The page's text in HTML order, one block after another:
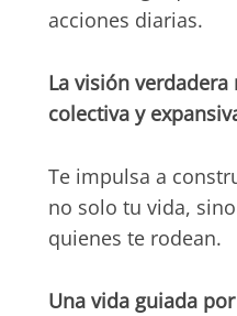
acciones diarias.
La visión verdadera
colectiva y
Te impulsa a
no solo tu vida,
quienes te rodean.
Una vida guiada